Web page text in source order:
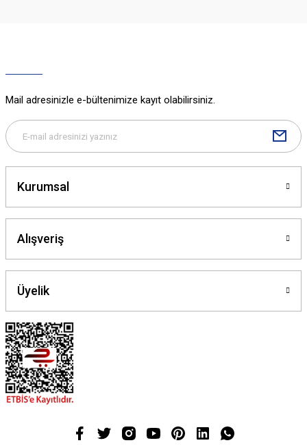
Gönder
Mail adresinizle e-bültenimize kayıt olabilirsiniz.
Kurumsal
Alışveriş
Üyelik